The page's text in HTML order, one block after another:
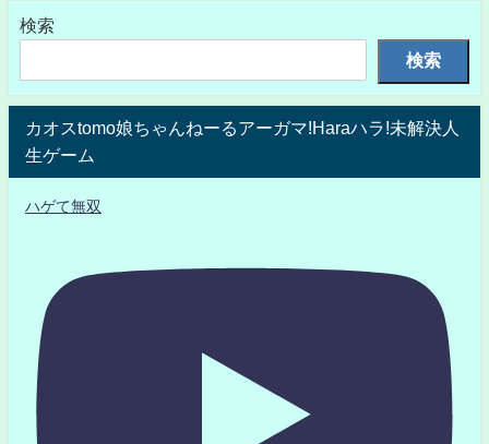
検索
検索
カオスtomo娘ちゃんねーるアーガマ!Haraハラ!未解決人
生ゲーム
ハゲて無双